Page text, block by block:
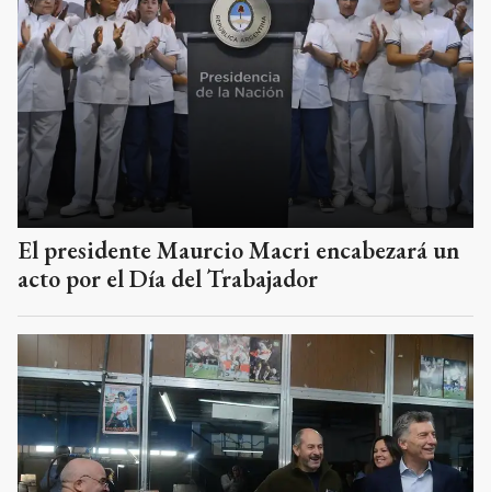
El presidente Maurcio Macri encabezará un
acto por el Día del Trabajador